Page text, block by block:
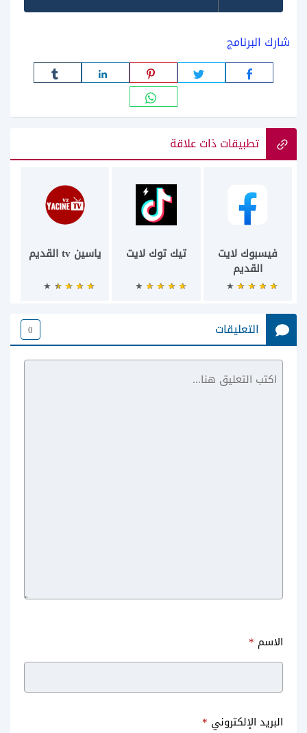
شارك البرنامج
تطبيقات ذات علاقة
فيسبوك لايت
القديم
تيك توك لايت ياسين tv القديم
Likee
التعليقات 0
الاسم *
البريد الإلكتروني *